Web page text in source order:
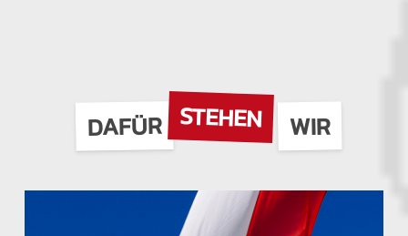
DAFÜR STEHEN WIR